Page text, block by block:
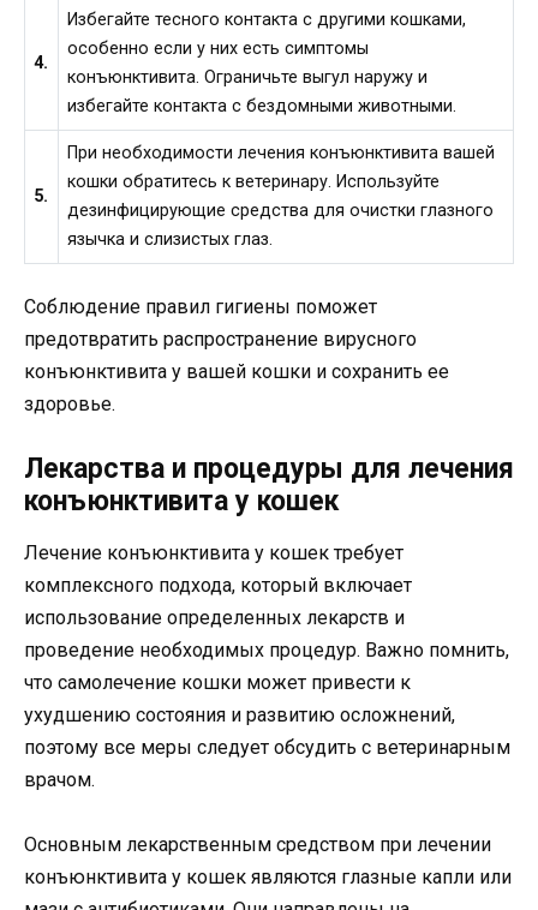
4.
Избегайте тесного контакта с другими кошками,
особенно если у них есть симптомы
конъюнктивита. Ограничьте выгул наружу и
избегайте контакта с бездомными животными.
5.
При необходимости лечения конъюнктивита вашей
кошки обратитесь к ветеринару. Используйте
дезинфицирующие средства для очистки глазного
язычка и слизистых глаз.
Соблюдение правил гигиены поможет
предотвратить распространение вирусного
конъюнктивита у вашей кошки и сохранить ее
здоровье.
Лекарства и процедуры для лечения
конъюнктивита у кошек
Лечение конъюнктивита у кошек требует
комплексного подхода, который включает
использование определенных лекарств и
проведение необходимых процедур. Важно помнить,
что самолечение кошки может привести к
ухудшению состояния и развитию осложнений,
поэтому все меры следует обсудить с ветеринарным
врачом.
Основным лекарственным средством при лечении
конъюнктивита у кошек являются глазные капли или